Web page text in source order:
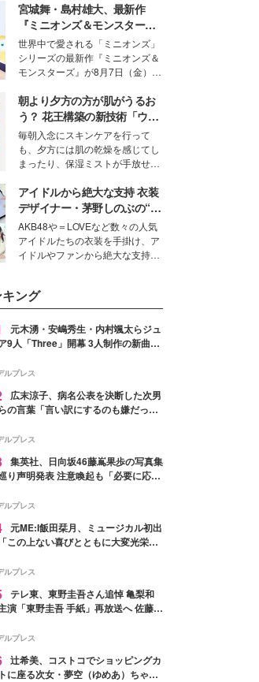
ションの完成度を高めるベースと
して、“髪そのものの美しさ”に改
めて注目する人が増えている様
子。今回は、そんな憧れの艶やか
な髪を日常で叶える、美容好きの
女性たちのヘアケア事情を紹介し
ます。
宮城舞・島村雄大、最新作
『ミニオンズ＆モンスター
ズ』の魅力熱弁 ハチャメチャ
だけじゃない“友情と絆”に感
動
世界中で愛される「ミニオンズ」
シリーズの最新作『ミニオンズ＆
モンスターズ』が8月7日（金）に
ニオン好き”という共通点を持つモ
デルの宮城舞と島村雄大の特別対
談をお届け！それぞれの視点か
ら、今作ならではの魅力や予想外
の感動をもたらす奥深いストーリ
ーについて熱く語り合ってもらっ
た。
朝より夕方の方が肌がうるお
う？ 花王構築の新技術「ウォ
ーターキャプチャリングスキ
ン（捕水肌）」がスキンケア
の常識を変える予感
毎朝入念にスキンケアを行って
も、夕方には肌の乾燥を感じてし
まったり、保湿ミストが手放せな
な美容の常識を大きく変える可能
性を秘めた、革新的な「Water
Capturing Skin（ウォーターキャ
プチャリングスキン：捕水肌）」
技術を、花王が構築した。
アイドルから絶大な支持 衣装
デザイナー・茅野しのぶの“可
愛い”を作る美学＜「シチズン
クロスシー」インタビュー＞
AKB48や＝LOVEなど数々の人気
アイドルたちの衣装を手掛け、ア
イドルやファンから絶大な支持を
ター・茅野しのぶ。一人ひとりの
個性に寄り添い、魅力を引き出す
衣装作りは、多くの女性たちに勇
気と自信を与え続けている。
ング
元木湧・安嶋秀生・内村颯太らジュ
9人「Three」開幕 3人制作の新曲＆
で夢を掴みたい」【ゲネプロレポ】
ルプレス
広末涼子、病名公表を決断した次男
の言葉「言い訳にするのも嫌だっ
ルプレス
集英社、日向坂46藤嶌果歩の写真集
り声明発表 注意喚起も「必要に応じ
ルプレス
元ME:I飯田栞月、ミュージカル初出
この上ない喜びとともに大変光栄」
ト発表
ルプレス
テレ東、東野圭吾さん追悼 亀梨和
演「東野圭吾 手紙」再放送へ 佐藤隆
ルプレス
辻希美、コストコでショッピングカ
に座る次女・夢空（ゆめあ）ちゃん